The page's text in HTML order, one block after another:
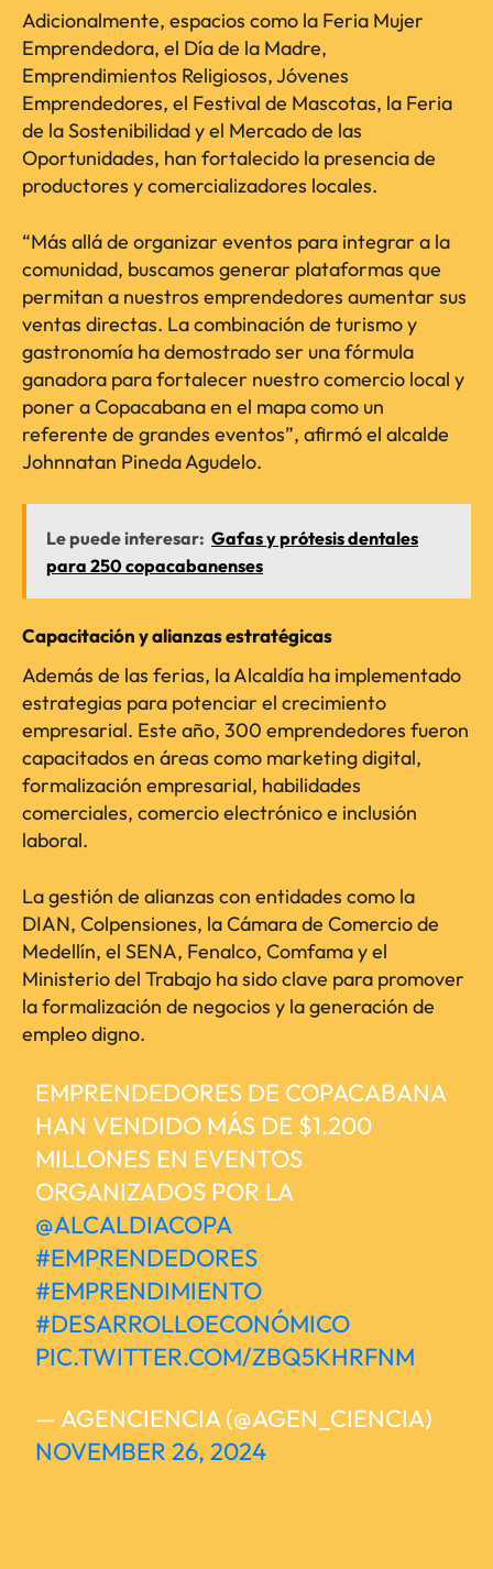
Adicionalmente, espacios como la Feria Mujer
Emprendedora, el Día de la Madre,
Emprendimientos Religiosos, Jóvenes
Emprendedores, el Festival de Mascotas, la Feria
de la Sostenibilidad y el Mercado de las
Oportunidades, han fortalecido la presencia de
productores y comercializadores locales.
“Más allá de organizar eventos para integrar a la
comunidad, buscamos generar plataformas que
permitan a nuestros emprendedores aumentar sus
ventas directas. La combinación de turismo y
gastronomía ha demostrado ser una fórmula
ganadora para fortalecer nuestro comercio local y
poner a Copacabana en el mapa como un
referente de grandes eventos”, afirmó el alcalde
Johnnatan Pineda Agudelo.
Le puede interesar: Gafas y prótesis dentales
para 250 copacabanenses
Capacitación y alianzas estratégicas
Además de las ferias, la Alcaldía ha implementado
estrategias para potenciar el crecimiento
empresarial. Este año, 300 emprendedores fueron
capacitados en áreas como marketing digital,
formalización empresarial, habilidades
comerciales, comercio electrónico e inclusión
laboral.
La gestión de alianzas con entidades como la
DIAN, Colpensiones, la Cámara de Comercio de
Medellín, el SENA, Fenalco, Comfama y el
Ministerio del Trabajo ha sido clave para promover
la formalización de negocios y la generación de
empleo digno.
EMPRENDEDORES DE COPACABANA
HAN VENDIDO MÁS DE $1.200
MILLONES EN EVENTOS
ORGANIZADOS POR LA
@ALCALDIACOPA
#EMPRENDEDORES
#EMPRENDIMIENTO
#DESARROLLOECONÓMICO
PIC.TWITTER.COM/ZBQ5KHRFNM
— AGENCIENCIA (@AGEN_CIENCIA)
NOVEMBER 26, 2024